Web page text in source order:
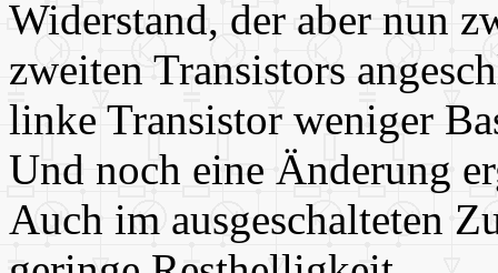
Widerstand, der aber nun
zweiten Transistors
linke Transistor weniger
Und noch eine Änderung
Auch im ausgeschalteten